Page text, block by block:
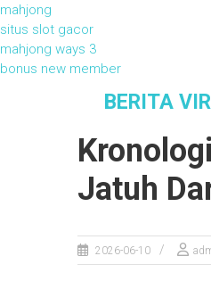
mahjong
situs slot gacor
mahjong ways 3
bonus new member
BERITA
Jatuh
2026-06-10